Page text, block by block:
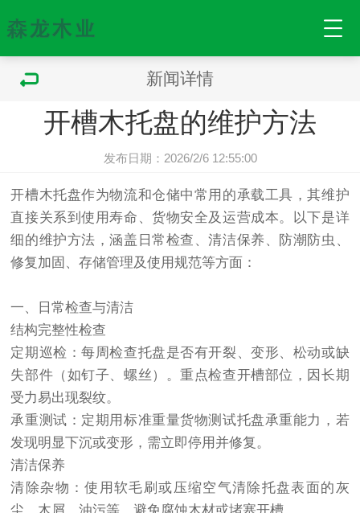
新闻详情
开槽木托盘的维护方法
发布日期：2026/2/6 12:55:00
开槽木托盘作为物流和仓储中常用的承载工具，其维护
直接关系到使用寿命、货物安全及运营成本。以下是详
细的维护方法，涵盖日常检查、清洁保养、防潮防虫、
修复加固、存储管理及使用规范等方面：
一、日常检查与清洁
结构完整性检查
定期巡检：每周检查托盘是否有开裂、变形、松动或缺
失部件（如钉子、螺丝）。重点检查开槽部位，因长期
受力易出现裂纹。
承重测试：定期用标准重量货物测试托盘承重能力，若
发现明显下沉或变形，需立即停用并修复。
清洁保养
清除杂物：使用软毛刷或压缩空气清除托盘表面的灰